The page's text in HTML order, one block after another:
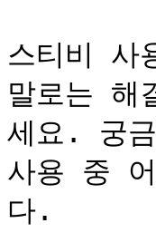
스티비 사
말로는 해
세요. 궁
사용 중
다.